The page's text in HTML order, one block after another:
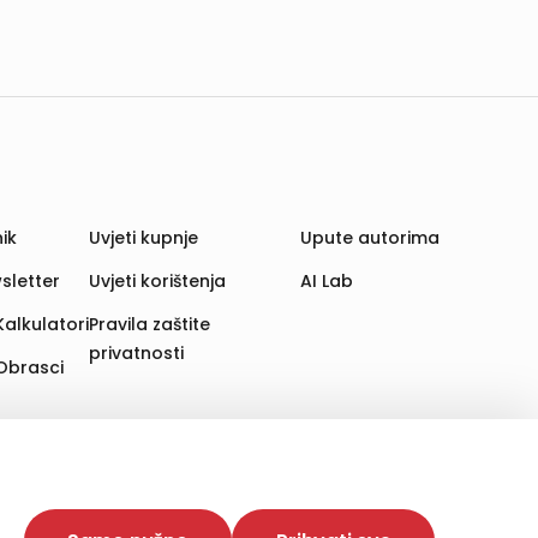
web stranica i uređaja u tu svrhu. Naši partneri
Uvjeti kupnje
Uvjeti korištenja
Pravila zaštite
privatnosti
Upute autorima
AI Lab